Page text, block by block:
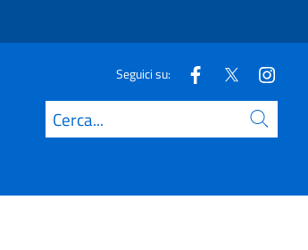
Seguici su:
Cerca